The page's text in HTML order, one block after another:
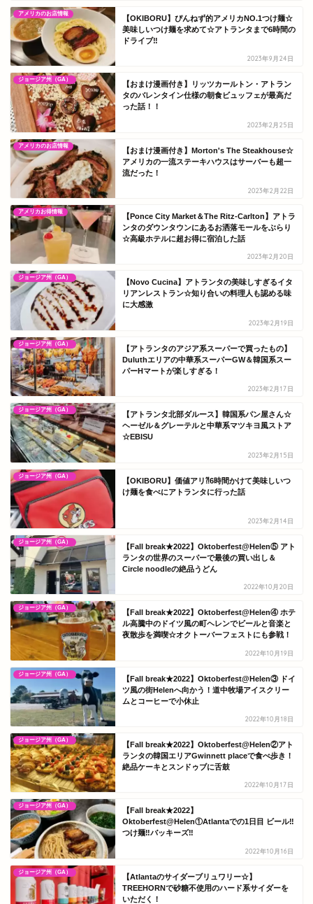
アメリカのお店情報
【OKIBORU】ぴんねず的アメリカNO.1つけ麺☆
美味しいつけ麺を求めて☆アトランタまで6時間の
ドライブ‼
2023年9月24日
ジョージア州（GA）
【おまけ漫画付き】リッツカールトン・アトラン
タのバレンタイン仕様の朝食ビュッフェが最高だ
った話！！
2023年2月25日
アメリカのお店情報
【おまけ漫画付き】Morton's The Steakhouse☆
アメリカの一流ステーキハウスはサーバーも超一
流だった！
2023年2月22日
アメリカお得情報
【Ponce City Market＆The Ritz-Carlton】アトラ
ンタのダウンタウンにあるお洒落モールをぶらり
☆高級ホテルに超お得に宿泊した話
2023年2月20日
ジョージア州（GA）
【Novo Cucina】アトランタの美味しすぎるイタ
リアンレストラン☆知り合いの料理人も認める味
に大感激
2023年2月19日
ジョージア州（GA）
【アトランタのアジア系スーパーで買ったもの】
Duluthエリアの中華系スーパーGW＆韓国系スー
パーHマートが楽しすぎる！
2023年2月17日
ジョージア州（GA）
【アトランタ北部ダルース】韓国系パン屋さん☆
ヘーゼル＆グレーテルと中華系マツキヨ風ストア
☆EBISU
2023年2月15日
ジョージア州（GA）
【OKIBORU】価値アリ⁈6時間かけて美味しいつ
け麺を食べにアトランタに行った話
2023年2月14日
ジョージア州（GA）
【Fall break★2022】Oktoberfest@Helen⑤ アト
ランタの世界のスーパーで最後の買い出し＆
Circle noodleの絶品うどん
2022年10月20日
ジョージア州（GA）
【Fall break★2022】Oktoberfest@Helen④ ホテ
ル高騰中のドイツ風の町ヘレンでビールと音楽と
夜散歩を満喫☆オクトーバーフェストにも参戦！
2022年10月19日
ジョージア州（GA）
【Fall break★2022】Oktoberfest@Helen③ ドイ
ツ風の街Helenへ向かう！道中牧場アイスクリー
ムとコーヒーで小休止
2022年10月18日
ジョージア州（GA）
【Fall break★2022】Oktoberfest@Helen②アト
ランタの韓国エリアGwinnett placeで食べ歩き！
絶品ケーキとスンドゥブに舌鼓
2022年10月17日
ジョージア州（GA）
【Fall break★2022】
Oktoberfest@Helen①Atlantaでの1日目 ビール‼
つけ麺‼バッキーズ‼
2022年10月16日
ジョージア州（GA）
【Atlantaのサイダーブリュワリー☆】
TREEHORNで砂糖不使用のハード系サイダーを
いただく！